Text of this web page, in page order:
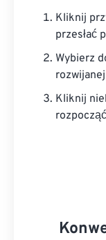
Kliknij
przesłać
Wybierz
Kliknij